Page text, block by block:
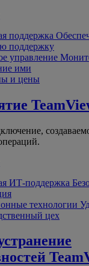
поддержка
поддержку
управление
ими
и цены
ИТ-поддержка
технологии
цех